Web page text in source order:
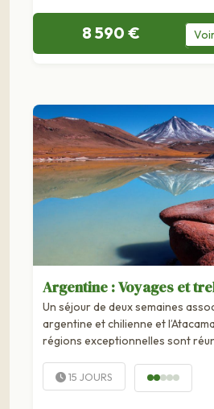
8 590 €
Argentine : Voyages et
Un séjour de deux semaines
argentine et chilienne et
régions exceptionnelles sont
contrastes saisissants. Des
15 JOURS